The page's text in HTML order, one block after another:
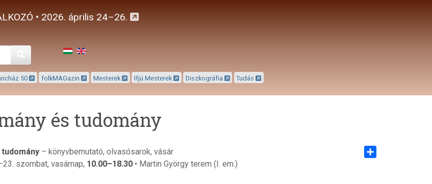
• 2026. április 24–26.
50 folkMAGazin Mesterek Ifjú Mesterek Diszkográfia Tudás
és tudomány
tudomány – könyvbemutató, olvasósarok, vásár
. szombat, vasárnap, 10.00–18.30 • Martin György terem (I. em.)